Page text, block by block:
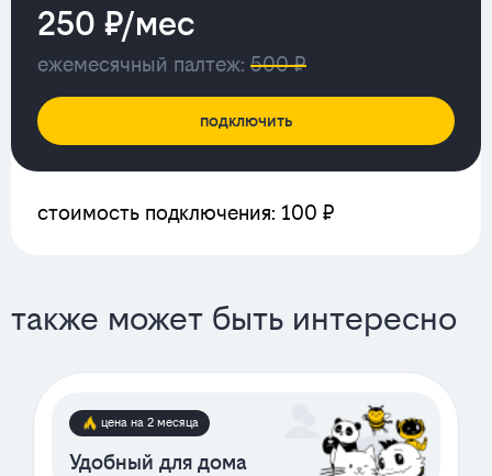
250 ₽/мес
ежемесячный палтеж: 500 ₽
подключить
стоимость подключения: 100 ₽
также может быть интересно
цена на 2 месяца
Удобный для дома